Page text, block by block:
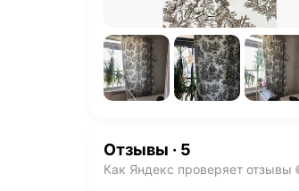
Отзывы · 5
Как Яндекс проверяет отзывы